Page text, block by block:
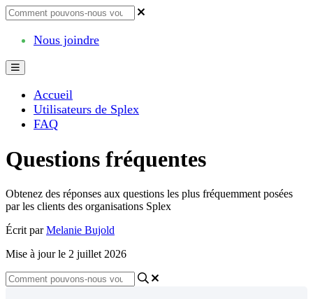
Nous joindre
Accueil
Utilisateurs de Splex
FAQ
Questions fréquentes
Obtenez des réponses aux questions les plus fréquemment posées
par les clients des organisations Splex
Écrit parMelanie Bujold
Mise à jour le 2 juillet 2026